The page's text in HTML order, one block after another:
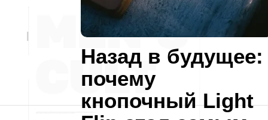
Назад в будущее:
почему
кнопочный Light